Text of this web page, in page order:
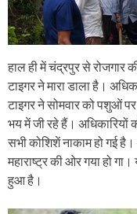
हाल ही में चंद्रपुर से रोजगार
टाइगर ने मारा डाला है।
टाइगर ने सोमवार को पशुओं
भय में जी रहे हैं।
सभी कोशिशें नाकाम हो गई
महाराष्ट्र की ओर गया हो
हुआ है।